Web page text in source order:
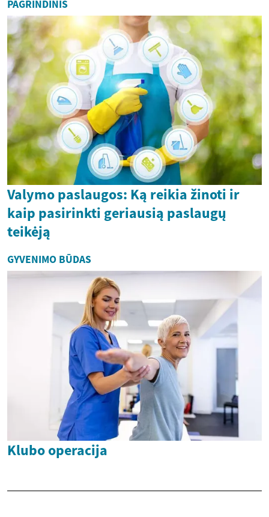
PAGRINDINIS
Valymo paslaugos: Ką reikia žinoti ir
kaip pasirinkti geriausią paslaugų
teikėją
GYVENIMO BŪDAS
Klubo operacija